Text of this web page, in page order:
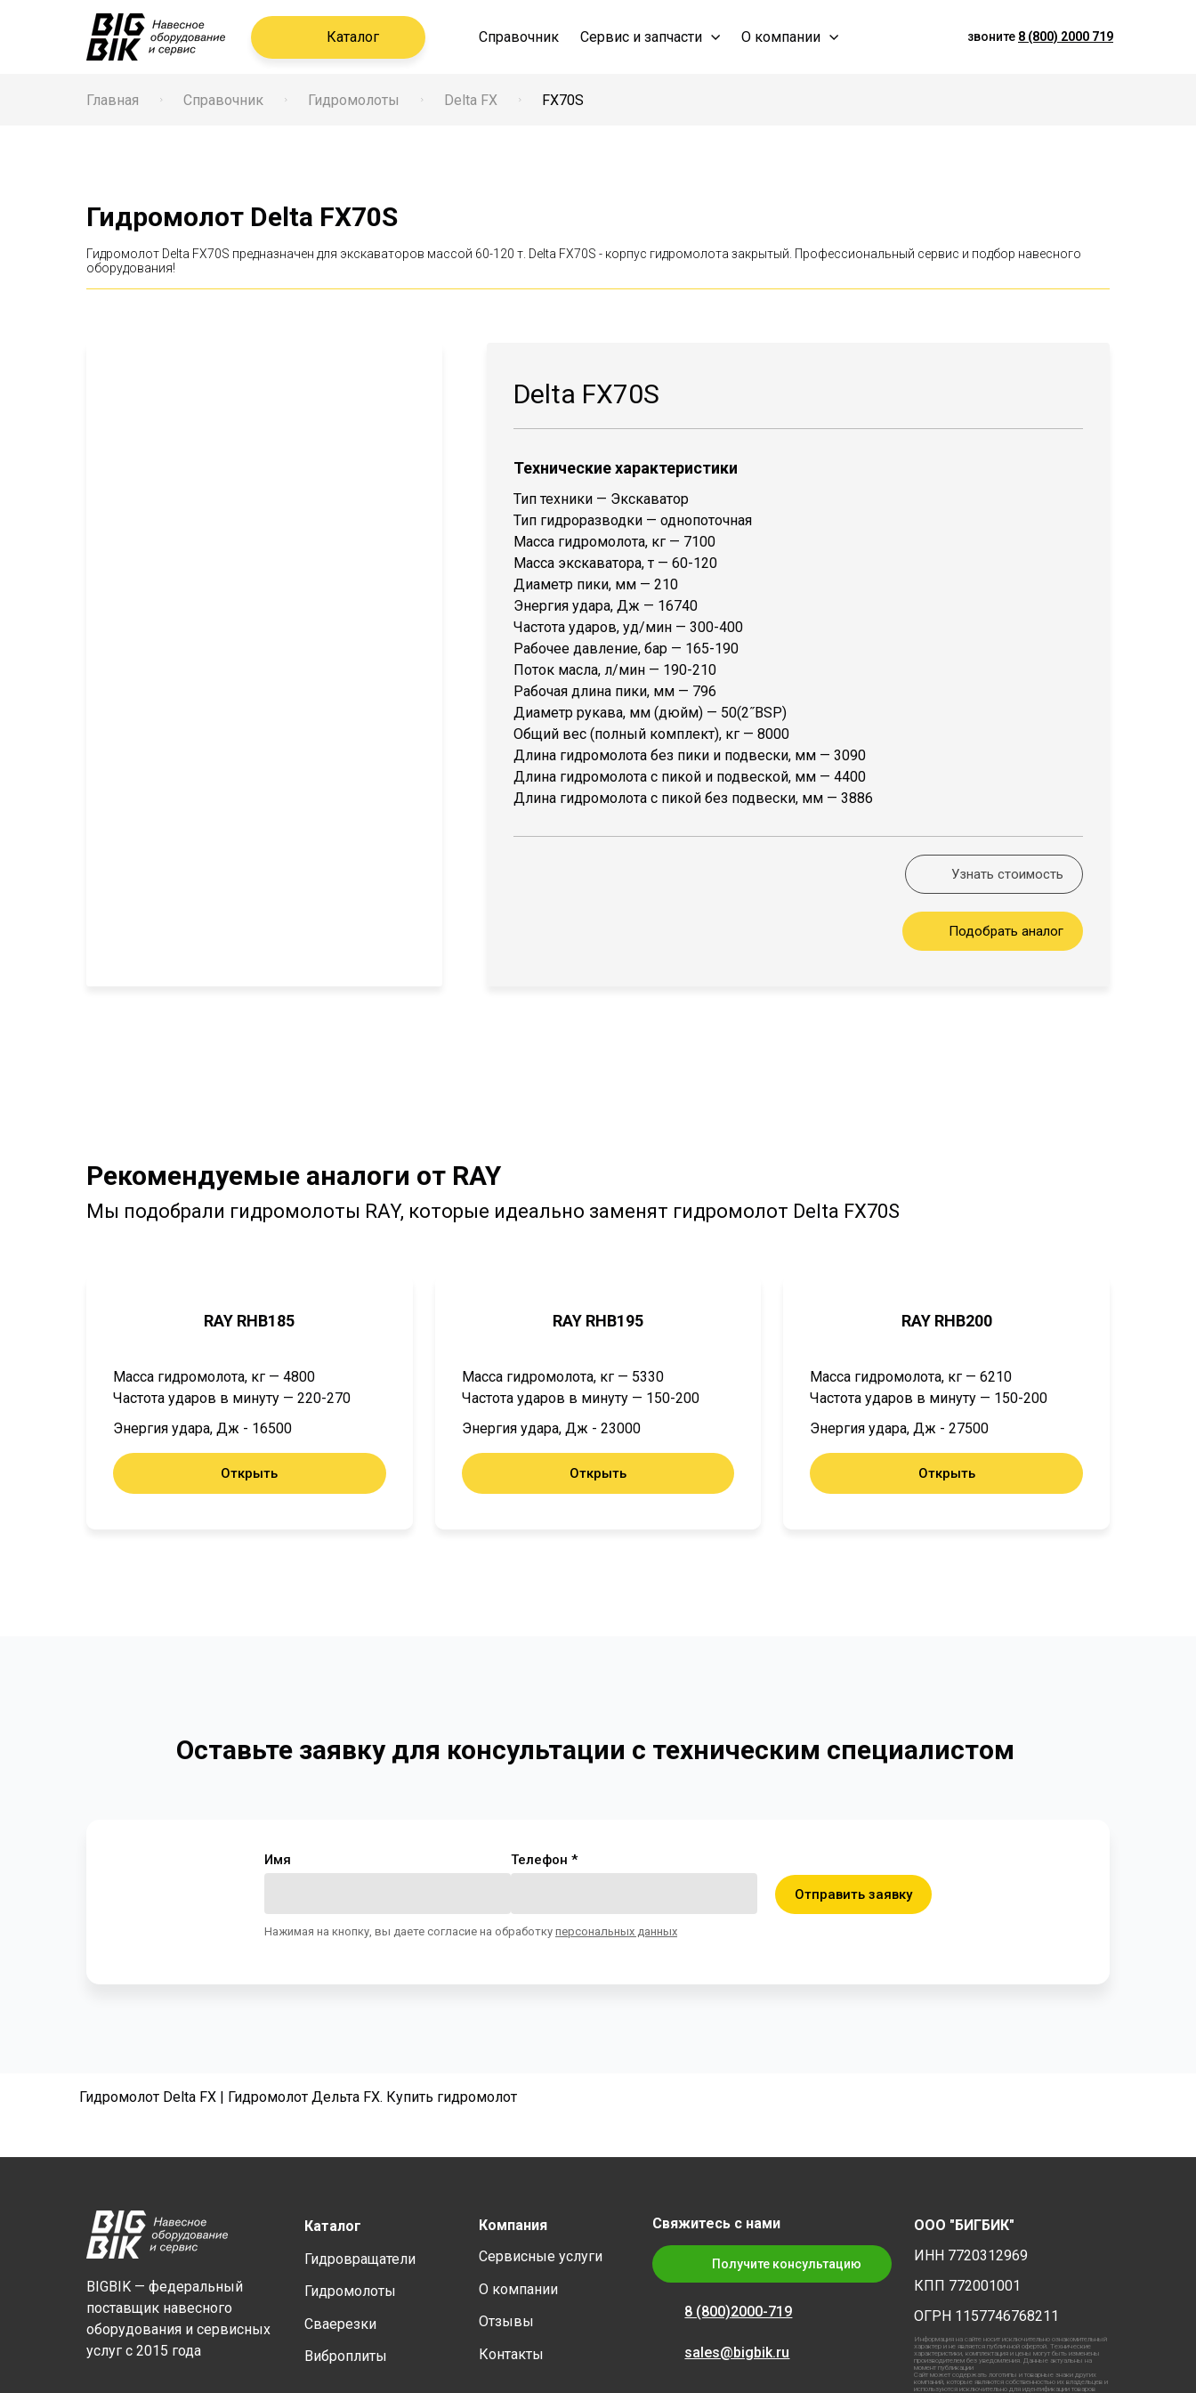
Каталог Справочник Сервис и запчасти О компании звоните 8 (800) 2000 719
Главная Справочник Гидромолоты Delta FX FX70S
Гидромолот Delta FX70S
Гидромолот Delta FX70S предназначен для экскаваторов массой 60-120 т. Delta FX70S - корпус гидромолота закрытый. Профессиональный сервис и подбор навесного
оборудования!
Delta FX70S
Технические характеристики
Тип техники — Экскаватор
Тип гидроразводки — однопоточная
Масса гидромолота, кг — 7100
Масса экскаватора, т — 60-120
Диаметр пики, мм — 210
Энергия удара, Дж — 16740
Частота ударов, уд/мин — 300-400
Рабочее давление, бар — 165-190
Поток масла, л/мин — 190-210
Рабочая длина пики, мм — 796
Диаметр рукава, мм (дюйм) — 50(2˝BSP)
Общий вес (полный комплект), кг — 8000
Длина гидромолота без пики и подвески, мм — 3090
Длина гидромолота с пикой и подвеской, мм — 4400
Длина гидромолота с пикой без подвески, мм — 3886
Узнать стоимость
Подобрать аналог
Рекомендуемые аналоги от RAY
Мы подобрали гидромолоты RAY, которые идеально заменят гидромолот Delta FX70S
RAY RHB185
Масса гидромолота, кг — 4800
Частота ударов в минуту — 220-270
Энергия удара, Дж - 16500
Открыть
RAY RHB195
Масса гидромолота, кг — 5330
Частота ударов в минуту — 150-200
Энергия удара, Дж - 23000
Открыть
RAY RHB200
Масса гидромолота, кг — 6210
Частота ударов в минуту — 150-200
Энергия удара, Дж - 27500
Открыть
Оставьте заявку для консультации с техническим специалистом
Имя Телефон *
Отправить заявку
Нажимая на кнопку, вы даете согласие на обработку персональных данных
Гидромолот Delta FX | Гидромолот Дельта FX. Купить гидромолот
BIGBIK — федеральный
поставщик навесного
оборудования и сервисных
услуг с 2015 года
Каталог
Гидровращатели
Гидромолоты
Сваерезки
Виброплиты
Компания
Сервисные услуги
О компании
Отзывы
Контакты
Свяжитесь с нами
Получите консультацию
8 (800)2000-719
sales@bigbik.ru
ООО "БИГБИК"
ИНН 7720312969
КПП 772001001
ОГРН 1157746768211
Информация на сайте носит исключительно ознакомительный
характер и не является публичной офертой. Технические
характеристики, комплектация и цены могут быть изменены
производителем без уведомления. Данные актуальны на
момент публикации
Сайт может содержать логотипы и товарные знаки других
компаний, которые являются собственностью их владельцев и
используются исключительно для идентификации товаров